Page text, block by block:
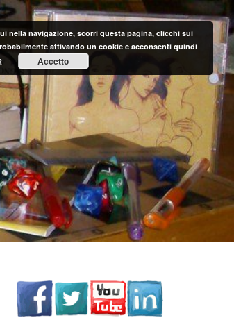
nella navigazione, scorri questa pagina, clicchi sui
attivando un cookie e acconsenti quindi
Accetto